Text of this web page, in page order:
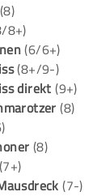
8+)
(6/6+)
(8+/9-)
direkt (9+)
(8)
(8)
(7+)
(7-)